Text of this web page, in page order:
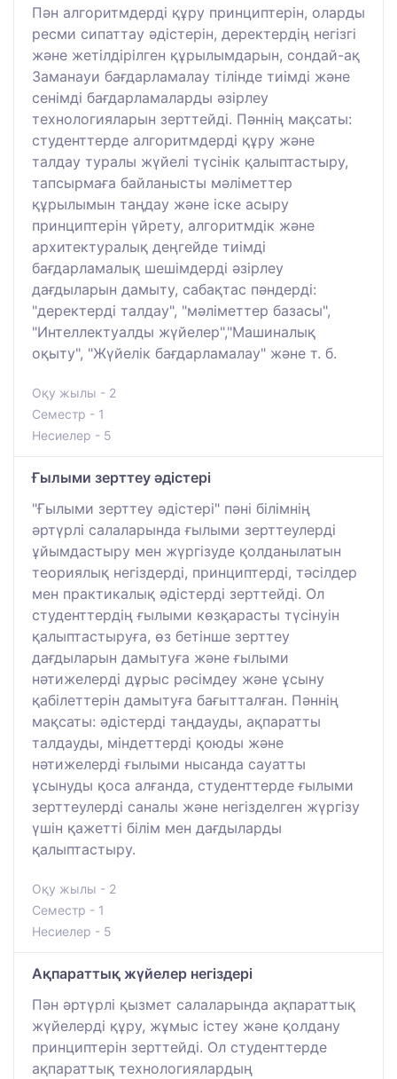
Пән алгоритмдерді құру принциптерін, оларды
ресми сипаттау әдістерін, деректердің негізгі
және жетілдірілген құрылымдарын, сондай-ақ
Заманауи бағдарламалау тілінде тиімді және
сенімді бағдарламаларды әзірлеу
технологияларын зерттейді. Пәннің мақсаты:
студенттерде алгоритмдерді құру және
талдау туралы жүйелі түсінік қалыптастыру,
тапсырмаға байланысты мәліметтер
құрылымын таңдау және іске асыру
принциптерін үйрету, алгоритмдік және
архитектуралық деңгейде тиімді
бағдарламалық шешімдерді әзірлеу
дағдыларын дамыту, сабақтас пәндерді:
"деректерді талдау", "мәліметтер базасы",
"Интеллектуалды жүйелер","Машиналық
оқыту", "Жүйелік бағдарламалау" және т. б.
Оқу жылы - 2
Семестр - 1
Несиелер - 5
Ғылыми зерттеу әдістері
"Ғылыми зерттеу әдістері" пәні білімнің
әртүрлі салаларында ғылыми зерттеулерді
ұйымдастыру мен жүргізуде қолданылатын
теориялық негіздерді, принциптерді, тәсілдер
мен практикалық әдістерді зерттейді. Ол
студенттердің ғылыми көзқарасты түсінуін
қалыптастыруға, өз бетінше зерттеу
дағдыларын дамытуға және ғылыми
нәтижелерді дұрыс рәсімдеу және ұсыну
қабілеттерін дамытуға бағытталған. Пәннің
мақсаты: әдістерді таңдауды, ақпаратты
талдауды, міндеттерді қоюды және
нәтижелерді ғылыми нысанда сауатты
ұсынуды қоса алғанда, студенттерде ғылыми
зерттеулерді саналы және негізделген жүргізу
үшін қажетті білім мен дағдыларды
қалыптастыру.
Оқу жылы - 2
Семестр - 1
Несиелер - 5
Ақпараттық жүйелер негіздері
Пән әртүрлі қызмет салаларында ақпараттық
жүйелерді құру, жұмыс істеу және қолдану
принциптерін зерттейді. Ол студенттерде
ақпараттық технологиялардың